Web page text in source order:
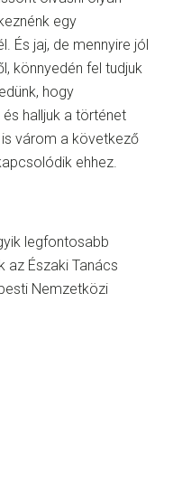
egy
És jaj, de mennyire jól
könnyedén fel tudjuk
hogy
halljuk a történet
várom a következő
ehhez.
legfontosabb
az Északi Tanács
Nemzetközi